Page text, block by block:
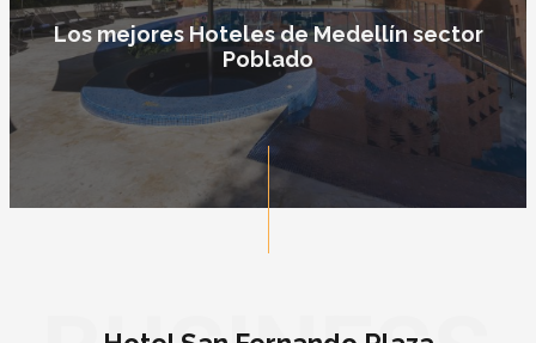
Los mejores Hoteles de Medellín sector
Poblado